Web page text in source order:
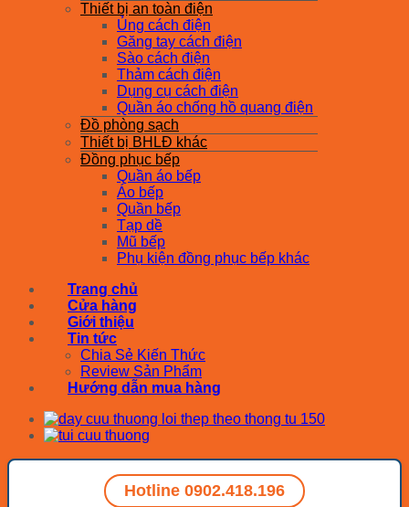
Thiết bị an toàn điện
Ủng cách điện
Găng tay cách điện
Sào cách điện
Thảm cách điện
Dụng cụ cách điện
Quần áo chống hồ quang điện
Đồ phòng sạch
Thiết bị BHLĐ khác
Đồng phục bếp
Quần áo bếp
Áo bếp
Quần bếp
Tạp dề
Mũ bếp
Phụ kiện đồng phục bếp khác
Trang chủ
Cửa hàng
Giới thiệu
Tin tức
Chia Sẻ Kiến Thức
Review Sản Phẩm
Hướng dẫn mua hàng
Hotline 0902.418.196